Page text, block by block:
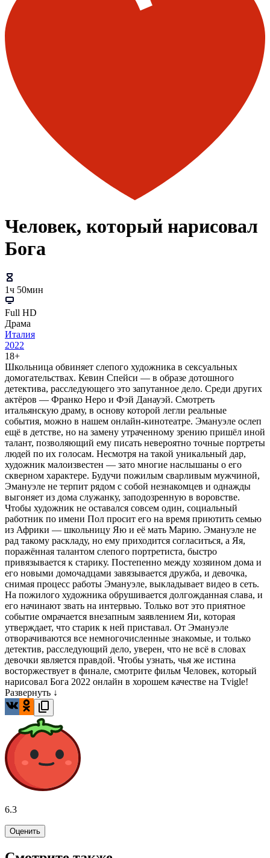
Человек, который нарисовал
Бога
1ч 50мин
Full HD
Драма
Италия
2022
18+
Школьница обвиняет слепого художника в сексуальных
домогательствах. Кевин Спейси — в образе дотошного
детектива, расследующего это запутанное дело. Среди других
актёров — Франко Неро и Фэй Данауэй. Смотреть
итальянскую драму, в основу которой легли реальные
события, можно в нашем онлайн-кинотеатре. Эмануэле ослеп
ещё в детстве, но на замену утраченному зрению пришёл иной
талант, позволяющий ему писать невероятно точные портреты
людей по их голосам. Несмотря на такой уникальный дар,
художник малоизвестен — зато многие наслышаны о его
скверном характере. Будучи пожилым сварливым мужчиной,
Эмануэле не терпит рядом с собой незнакомцев и однажды
выгоняет из дома служанку, заподозренную в воровстве.
Чтобы художник не оставался совсем один, социальный
работник по имени Пол просит его на время приютить семью
из Африки — школьницу Яю и её мать Марию. Эмануэле не
рад такому раскладу, но ему приходится согласиться, а Яя,
поражённая талантом слепого портретиста, быстро
привязывается к старику. Постепенно между хозяином дома и
его новыми домочадцами завязывается дружба, и девочка,
снимая процесс работы Эмануэле, выкладывает видео в сеть.
На пожилого художника обрушивается долгожданная слава, и
его начинают звать на интервью. Только вот это приятное
событие омрачается внезапным заявлением Яи, которая
утверждает, что старик к ней приставал. От Эмануэле
отворачиваются все немногочисленные знакомые, и только
детектив, расследующий дело, уверен, что не всё в словах
девочки является правдой. Чтобы узнать, чья же истина
восторжествует в финале, смотрите фильм Человек, который
нарисовал Бога 2022 онлайн в хорошем качестве на Tvigle!
Развернуть ↓
6.3
Оценить